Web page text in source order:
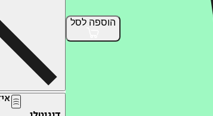
הוספה לסל